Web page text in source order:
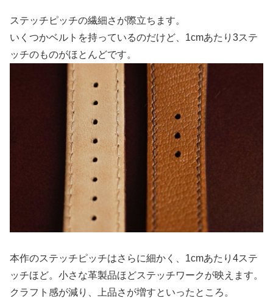
ステッチピッチの繊細さが際立ちます。
いくつかベルトを持っているのだけど、1cmあたり3ステ
ッチのものがほとんどです。
本作のステッチピッチはさらに細かく、1cmあたり4ステ
ッチほど。小さな革製品ほどステッチワークが映えます。
クラフト感が減り、上品さが増すといったところ。